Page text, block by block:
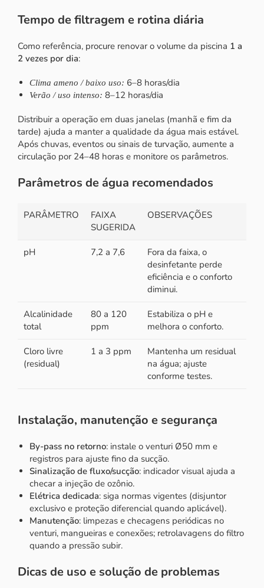
Tempo de filtragem e rotina diária
Como referência, procure renovar o volume da piscina 1 a
2 vezes por dia:
Clima ameno / baixo uso: 6–8 horas/dia
Verão / uso intenso: 8–12 horas/dia
Distribuir a operação em duas janelas (manhã e fim da
tarde) ajuda a manter a qualidade da água mais estável.
Após chuvas, eventos ou sinais de turvação, aumente a
circulação por 24–48 horas e monitore os parâmetros.
Parâmetros de água recomendados
PARÂMETRO
FAIXA
SUGERIDA
OBSERVAÇÕES
pH 7,2 a 7,6
Fora da faixa, o
desinfetante perde
eficiência e o conforto
diminui.
Alcalinidade
total
80 a 120
ppm
Estabiliza o pH e
melhora o conforto.
Cloro livre
(residual)
1 a 3 ppm
Mantenha um residual
na água; ajuste
conforme testes.
Instalação, manutenção e segurança
By-pass no retorno: instale o venturi Ø50 mm e
registros para ajuste fino da sucção.
Sinalização de fluxo/sucção: indicador visual ajuda a
checar a injeção de ozônio.
Elétrica dedicada: siga normas vigentes (disjuntor
exclusivo e proteção diferencial quando aplicável).
Manutenção: limpezas e checagens periódicas no
venturi, mangueiras e conexões; retrolavagens do filtro
quando a pressão subir.
Dicas de uso e solução de problemas